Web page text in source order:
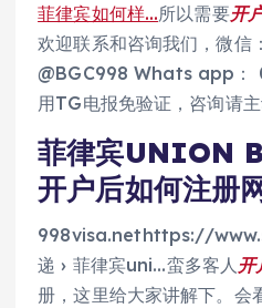
菲律宾如何样…所以需要开
欢迎联系和咨询我们，微信
@BGC998 Whats app：
用TG电报免验证，咨询请
菲律宾UNION
开户后如何注册
998visa.nethttps://
递 › 菲律宾uni…蛮多客人 开
册，这里给大家讲解下。会